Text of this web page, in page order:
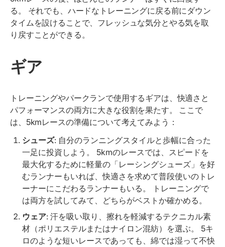
る。 それでも、ハードなトレーニングに戻る前にダウン
タイムを設けることで、フレッシュな気分とやる気を取
り戻すことができる。
ギア
トレーニングやパークランで使用するギアは、快適さと
パフォーマンスの両方に大きな役割を果たす。 ここで
は、5kmレースの準備について考えてみよう：
シューズ: 自分のランニングスタイルと歩幅に合った
一足に投資しよう。 5kmのレースでは、スピードを
最大化するために軽量の「レーシングシューズ」を好
むランナーもいれば、快適さを求めて普段使いのトレ
ーナーにこだわるランナーもいる。 トレーニングで
は両方を試してみて、どちらがベストか確かめる。
ウェア: 汗を吸い取り、擦れを軽減するテクニカル素
材（ポリエステルまたはナイロン混紡）を選ぶ。 5キ
ロのような短いレースであっても、綿では湿って不快